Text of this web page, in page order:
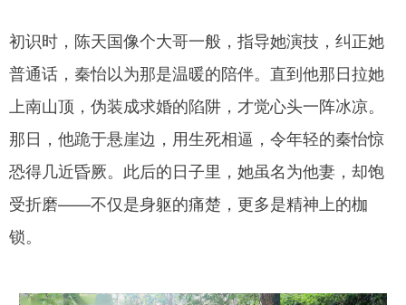
初识时，陈天国像个大哥一般，指导她演技，纠正她
普通话，秦怡以为那是温暖的陪伴。直到他那日拉她
上南山顶，伪装成求婚的陷阱，才觉心头一阵冰凉。
那日，他跪于悬崖边，用生死相逼，令年轻的秦怡惊
恐得几近昏厥。此后的日子里，她虽名为他妻，却饱
受折磨——不仅是身躯的痛楚，更多是精神上的枷
锁。